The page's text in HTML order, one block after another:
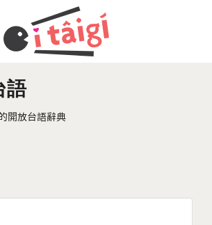
語
開放台語辭典